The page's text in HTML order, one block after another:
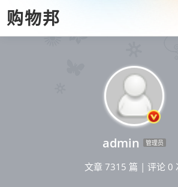
购物邦
admin 管理员
文章 7315 篇 | 评论 0